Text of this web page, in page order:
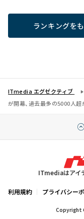
ランキングを
ITmedia エグゼクティブ
が開幕、過去最多の5000人超
ITmediaはアイ
利用規約 プライバシー
Copyright